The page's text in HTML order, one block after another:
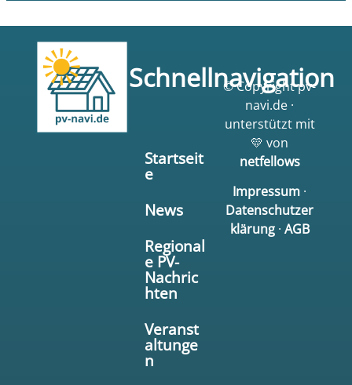
Schnellnavigation
Startseit
e
News
Regional
e PV-
Nachric
hten
Veranst
altunge
n
© Copyright pv-
navi.de ·
unterstützt mit
💛 von
netfellows
Impressum ·
Datenschutzer
klärung· AGB